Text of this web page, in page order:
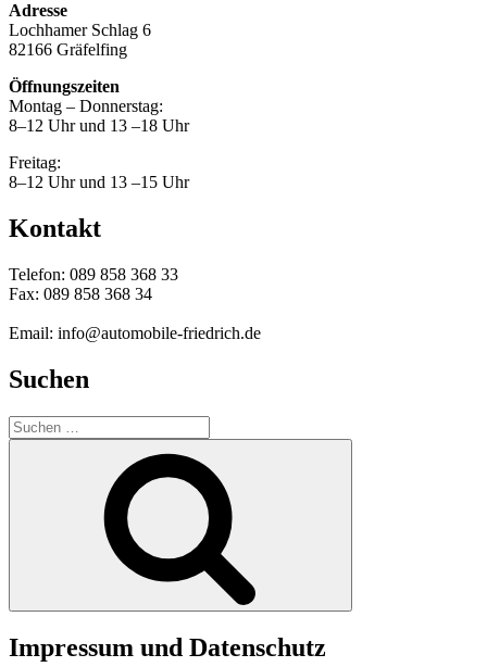
Adresse
Lochhamer Schlag 6
82166 Gräfelfing
Öffnungszeiten
Montag – Donnerstag:
8–12 Uhr und 13 –18 Uhr
Freitag:
8–12 Uhr und 13 –15 Uhr
Kontakt
Telefon: 089 858 368 33
Fax: 089 858 368 34
Email: info@automobile-friedrich.de
Suchen
Suche
nach:
Impressum und Datenschutz